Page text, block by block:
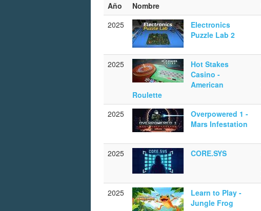
Año Nombre
2025
Electronics
Puzzle Lab 2
2025
Hot Stakes
Casino -
American
Roulette
2025
Overpowered 1 -
Mars Infestation
2025 CORE.SYS
2025
Learn to Play -
Jungle Frog